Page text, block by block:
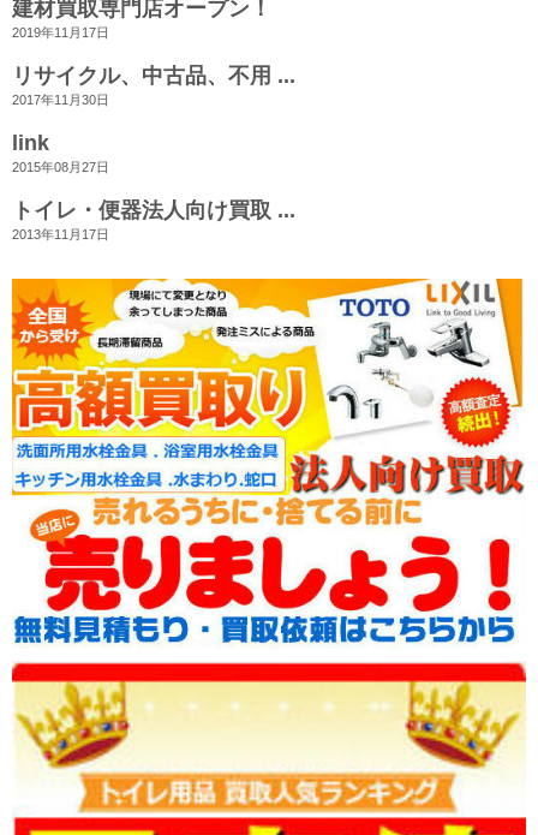
建材買取専門店オープン！
2019年11月17日
リサイクル、中古品、不用 ...
2017年11月30日
link
2015年08月27日
トイレ・便器法人向け買取 ...
2013年11月17日